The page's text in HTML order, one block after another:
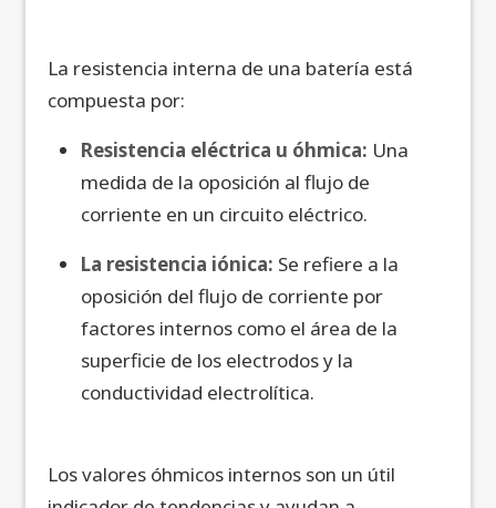
La resistencia interna de una batería está
compuesta por:
Resistencia eléctrica u óhmica: Una
medida de la oposición al flujo de
corriente en un circuito eléctrico.
La resistencia iónica: Se refiere a la
oposición del flujo de corriente por
factores internos como el área de la
superficie de los electrodos y la
conductividad electrolítica.
Los valores óhmicos internos son un útil